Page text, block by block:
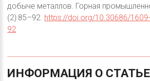
добыче металлов. Горная
(2):85–92. https://doi.org/10.30686/
92
ИНФОРМАЦИЯ О СТАТЬЕ